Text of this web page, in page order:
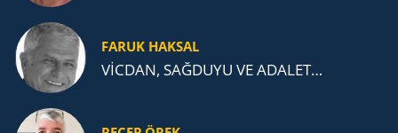
FARUK HAKSAL
VİCDAN, SAĞ­DU­YU VE ADA­LET…